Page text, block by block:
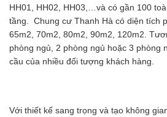
HH01, HH02, HH03,…và có gần 100
tầng. Chung cư Thanh Hà có diện tích
65m2, 70m2, 80m2, 90m2, 120m2.
phòng ngủ, 2 phòng ngủ hoặc 3 phòng
cầu của nhiều đối tượng khách hàng.
Với thiết kế sang trọng và tạo không